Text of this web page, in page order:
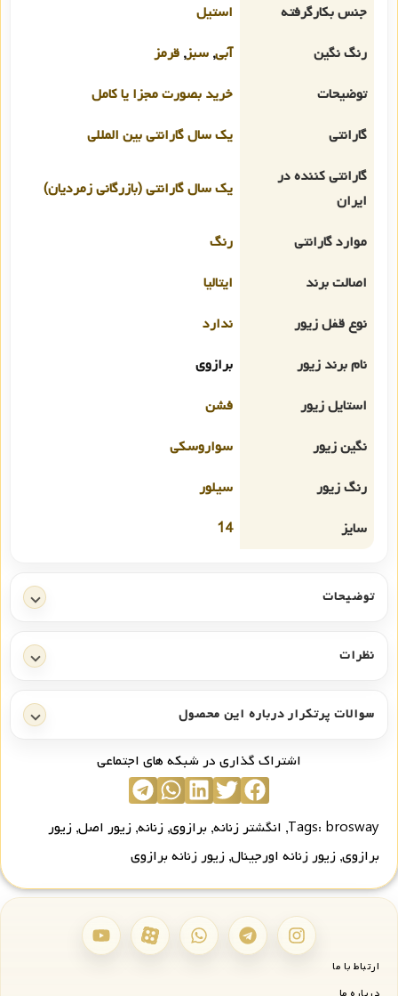
جنس بکارگرفته
استیل
رنگ نگین
آبی, سبز, قرمز
توضیحات
خرید بصورت مجزا یا کامل
گارانتی
یک سال گارانتی بین المللی
گارانتی کننده در
ایران
یک سال گارانتی (بازرگانی زمردیان)
موارد گارانتی
رنگ
اصالت برند
ایتالیا
نوع قفل زیور
ندارد
نام برند زیور
برازوی
استایل زیور
فشن
نگین زیور
سواروسکی
رنگ زیور
سیلور
سایز
14
توضیحات
نظرات
سوالات پرتکرار درباره این محصول
اشتراک گذاری در شبکه های اجتماعی
Tags: brosway
, انگشتر زنانه, برازوی, زنانه, زیور اصل, زیور
برازوی, زیور زنانه اورجینال, زیور زنانه برازوی
ارتباط با ما